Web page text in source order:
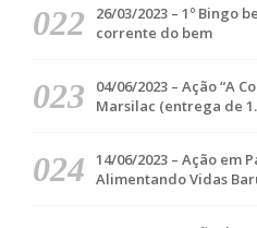
26/03/2023 – 1º Bingo
corrente do bem
04/06/2023 – Ação “A
Marsilac (entrega de
14/06/2023 – Ação em
Alimentando Vidas